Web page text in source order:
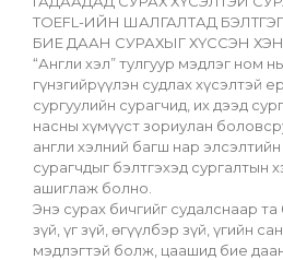
TOEFL-ИЙН ШАЛГАЛТАД
БИЕ ДААН СУРАХЫГ ХҮССЭН
“Англи хэл” тулгуур мэдлэг ном
гүнзгийрүүлэн судлах хүсэлтэй
сургуулийн сурагчид, их дээд
насны хүмүүст зориулан
англи хэлний багш нар
сурагчдыг бэлтгэхэд сургалтын
ашиглаж болно.
Энэ сурах бичгийг судалснаар та
зүй, үг зүй, өгүүлбэр зүй, үгийн
мэдлэгтэй болж, цаашид бие